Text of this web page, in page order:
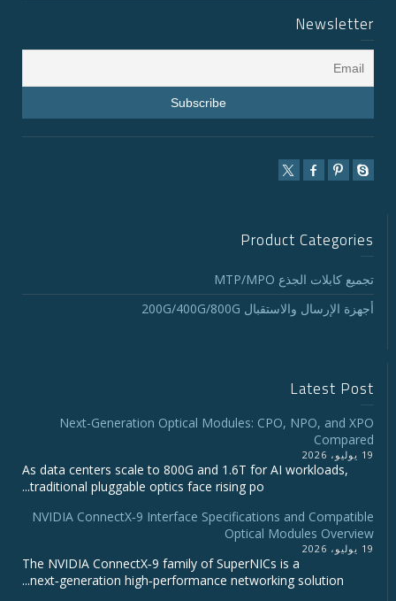
Newsletter
Product Categories
تجميع كابلات الجذع MTP/MPO
أجهزة الإرسال والاستقبال 200G/400G/800G
Latest Post
Next-Generation Optical Modules: CPO, NPO, and XPO
Compared
19 يوليو، 2026
As data centers scale to 800G and 1.6T for AI workloads,
traditional pluggable optics face rising po...
NVIDIA ConnectX‑9 Interface Specifications and Compatible
Optical Modules Overview
19 يوليو، 2026
The NVIDIA ConnectX‑9 family of SuperNICs is a
next‑generation high‑performance networking solution...